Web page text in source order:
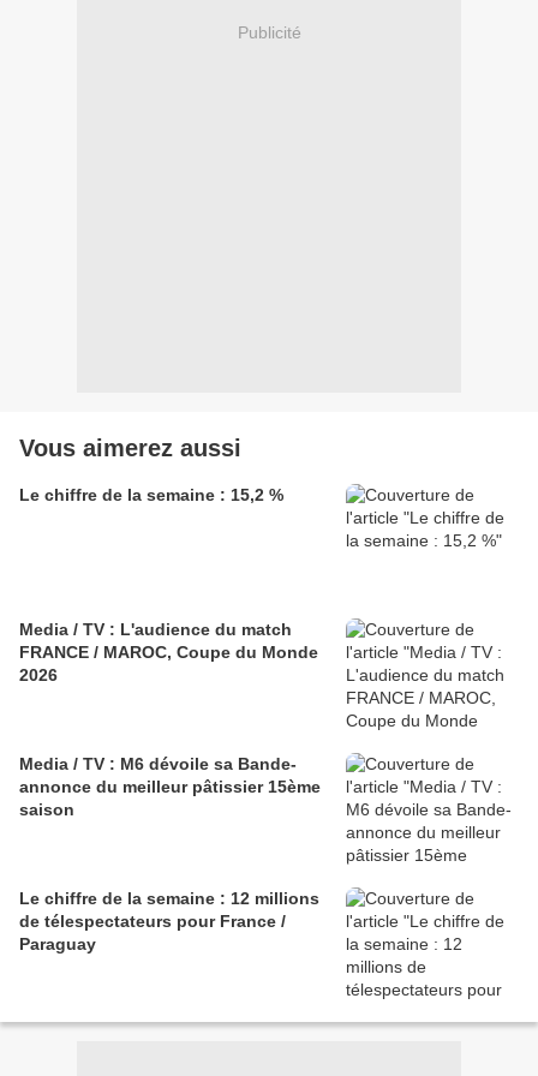
Publicité
Vous aimerez aussi
Le chiffre de la semaine : 15,2 %
Media / TV : L'audience du match
FRANCE / MAROC, Coupe du Monde
2026
Media / TV : M6 dévoile sa Bande-
annonce du meilleur pâtissier 15ème
saison
Le chiffre de la semaine : 12 millions
de télespectateurs pour France /
Paraguay